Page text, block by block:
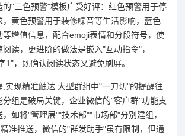
的"三色预警"模板广受好评：红色预警用于停
，黄色预警用于装修噪音等生活影响，蓝色
等增值信息，配合emoji表情和分段符号，使
读，更进阶的做法是嵌入"互动指令"，
1"，既确认阅读状态又避免刷屏。
,实现精准触达 大型群组中"一刀切"的提醒往
组是破局关键，企业微信的"客户群"功能支
如将"管理层""技术部""市场部"分别建组，
准推送，微信的"群发助手"虽有限制，但通